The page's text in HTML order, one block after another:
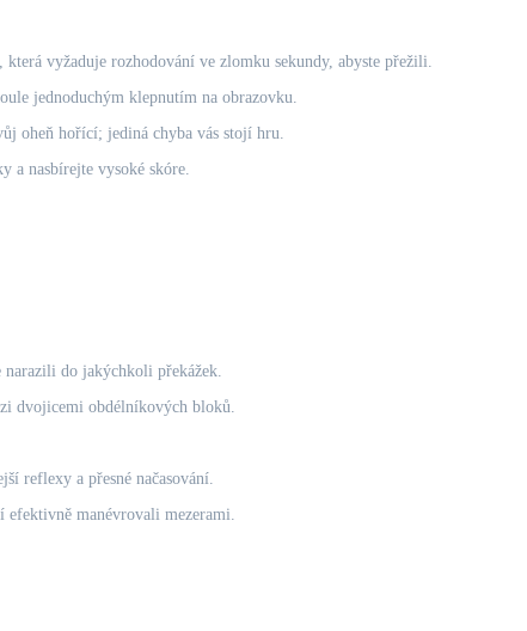
vyžaduje rozhodování ve zlomku sekundy, abyste přežili.
jednoduchým klepnutím na obrazovku.
oheň hořící; jediná chyba vás stojí hru.
a nasbírejte vysoké skóre.
do jakýchkoli překážek.
dvojicemi obdélníkových bloků.
reflexy a přesné načasování.
efektivně manévrovali mezerami.